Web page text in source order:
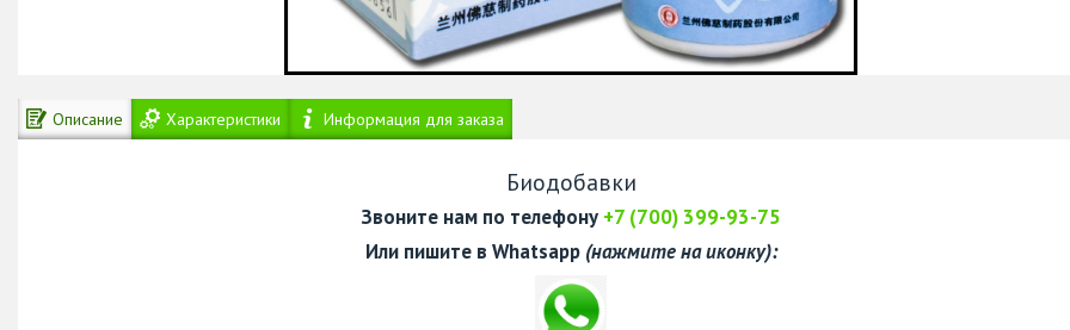
Описание Характеристики Информация для заказа
Биодобавки
Звоните нам по телефону +7 (700) 399-93-75
Или пишите в Whatsapp (нажмите на иконку):